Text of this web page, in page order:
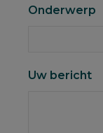
Onderwerp
Uw bericht